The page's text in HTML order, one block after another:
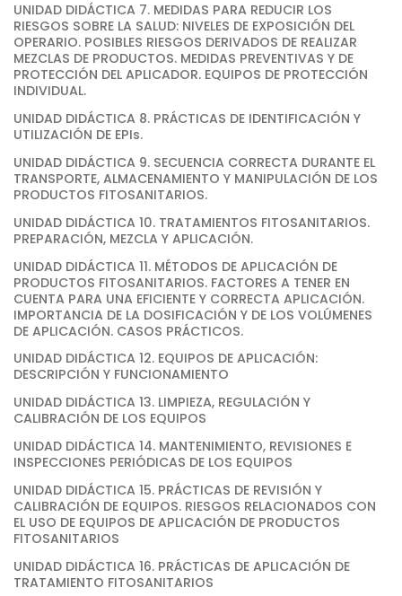
UNIDAD DIDÁCTICA 7. MEDIDAS PARA REDUCIR LOS
RIESGOS SOBRE LA SALUD: NIVELES DE EXPOSICIÓN DEL
OPERARIO. POSIBLES RIESGOS DERIVADOS DE REALIZAR
MEZCLAS DE PRODUCTOS. MEDIDAS PREVENTIVAS Y DE
PROTECCIÓN DEL APLICADOR. EQUIPOS DE PROTECCIÓN
INDIVIDUAL.
UNIDAD DIDÁCTICA 8. PRÁCTICAS DE IDENTIFICACIÓN Y
UTILIZACIÓN DE EPIs.
UNIDAD DIDÁCTICA 9. SECUENCIA CORRECTA DURANTE EL
TRANSPORTE, ALMACENAMIENTO Y MANIPULACIÓN DE LOS
PRODUCTOS FITOSANITARIOS.
UNIDAD DIDÁCTICA 10. TRATAMIENTOS FITOSANITARIOS.
PREPARACIÓN, MEZCLA Y APLICACIÓN.
UNIDAD DIDÁCTICA 11. MÉTODOS DE APLICACIÓN DE
PRODUCTOS FITOSANITARIOS. FACTORES A TENER EN
CUENTA PARA UNA EFICIENTE Y CORRECTA APLICACIÓN.
IMPORTANCIA DE LA DOSIFICACIÓN Y DE LOS VOLÚMENES
DE APLICACIÓN. CASOS PRÁCTICOS.
UNIDAD DIDÁCTICA 12. EQUIPOS DE APLICACIÓN:
DESCRIPCIÓN Y FUNCIONAMIENTO
UNIDAD DIDÁCTICA 13. LIMPIEZA, REGULACIÓN Y
CALIBRACIÓN DE LOS EQUIPOS
UNIDAD DIDÁCTICA 14. MANTENIMIENTO, REVISIONES E
INSPECCIONES PERIÓDICAS DE LOS EQUIPOS
UNIDAD DIDÁCTICA 15. PRÁCTICAS DE REVISIÓN Y
CALIBRACIÓN DE EQUIPOS. RIESGOS RELACIONADOS CON
EL USO DE EQUIPOS DE APLICACIÓN DE PRODUCTOS
FITOSANITARIOS
UNIDAD DIDÁCTICA 16. PRÁCTICAS DE APLICACIÓN DE
TRATAMIENTO FITOSANITARIOS